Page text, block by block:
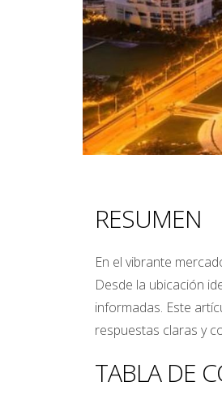
RESUMEN
En el vibrante
Desde la ubicación
informadas. Este
respuestas claras y
TABLA DE